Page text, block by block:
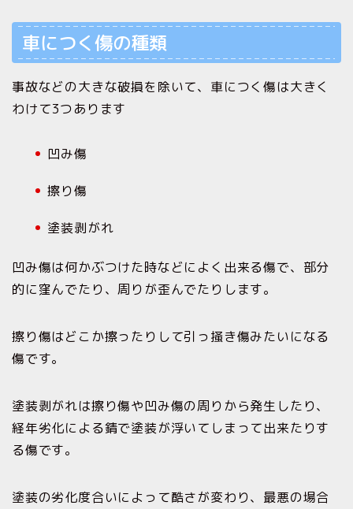
車につく傷の種類
事故などの大きな破損を除いて、車につく傷は大きく
わけて3つあります
凹み傷
擦り傷
塗装剥がれ
凹み傷は何かぶつけた時などによく出来る傷で、部分
的に窪んでたり、周りが歪んでたりします。
擦り傷はどこか擦ったりして引っ掻き傷みたいになる
傷です。
塗装剥がれは擦り傷や凹み傷の周りから発生したり、
経年劣化による錆で塗装が浮いてしまって出来たりす
る傷です。
塗装の劣化度合いによって酷さが変わり、最悪の場合